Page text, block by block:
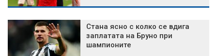
Стана ясно с колко се вдига
заплатата на Бруно при
шампионите